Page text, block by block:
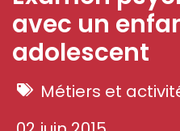
avec un
adolescent
Métiers et